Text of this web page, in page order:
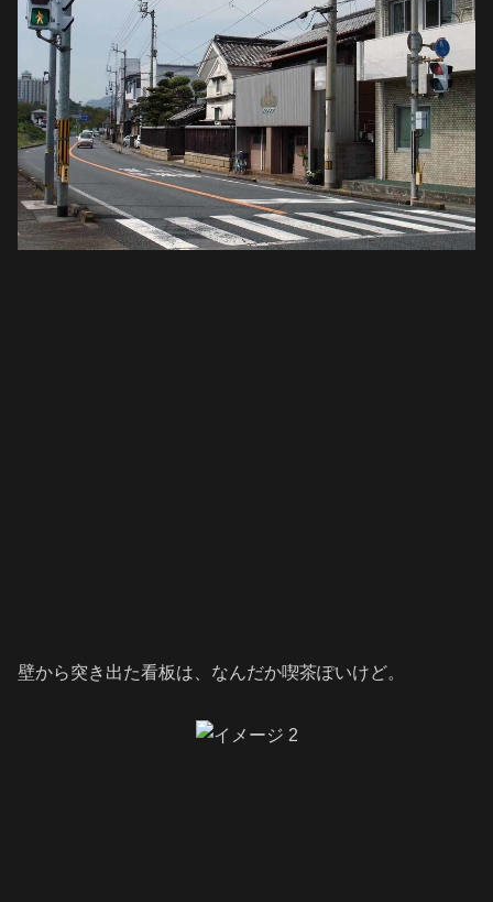
壁から突き出た看板は、なんだか喫茶ぽいけど。